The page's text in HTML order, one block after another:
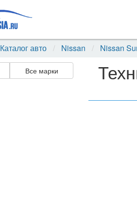
Каталог авто Nissan Nissan
Все марки